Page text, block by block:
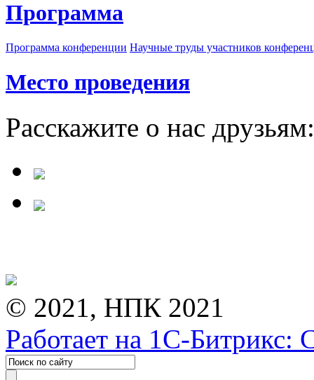
Программа
Программа конференции Научные труды участников
Место проведения
Расскажите о нас друзьям:
© 2021, НПК 2021
Работает на 1С-Битрикс: